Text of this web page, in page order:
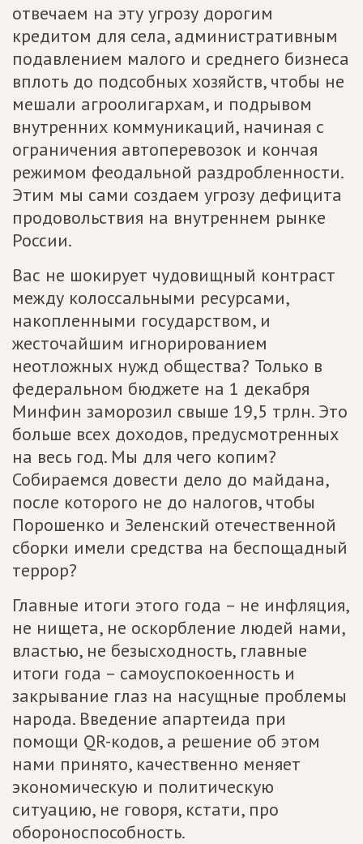
отвечаем на эту угрозу дорогим
кредитом для села, административным
подавлением малого и среднего бизнеса
вплоть до подсобных хозяйств, чтобы не
мешали агроолигархам, и подрывом
внутренних коммуникаций, начиная с
ограничения автоперевозок и кончая
режимом феодальной раздробленности.
Этим мы сами создаем угрозу дефицита
продовольствия на внутреннем рынке
России.
Вас не шокирует чудовищный контраст
между колоссальными ресурсами,
накопленными государством, и
жесточайшим игнорированием
неотложных нужд общества? Только в
федеральном бюджете на 1 декабря
Минфин заморозил свыше 19,5 трлн. Это
больше всех доходов, предусмотренных
на весь год. Мы для чего копим?
Собираемся довести дело до майдана,
после которого не до налогов, чтобы
Порошенко и Зеленский отечественной
сборки имели средства на беспощадный
террор?
Главные итоги этого года – не инфляция,
не нищета, не оскорбление людей нами,
властью, не безысходность, главные
итоги года – самоуспокоенность и
закрывание глаз на насущные проблемы
народа. Введение апартеида при
помощи QR-кодов, а решение об этом
нами принято, качественно меняет
экономическую и политическую
ситуацию, не говоря, кстати, про
обороноспособность.